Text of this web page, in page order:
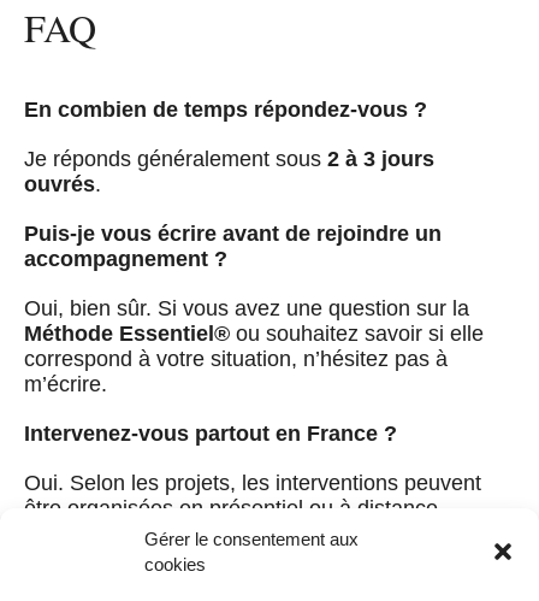
Gérer le consentement aux
cookies
FAQ
En combien de temps répondez-vous ?
Je réponds généralement sous 2 à 3 jours
ouvrés.
Puis-je vous écrire avant de rejoindre un
accompagnement ?
Oui, bien sûr. Si vous avez une question sur la
Méthode Essentiel®ou souhaitez savoir si elle
correspond à votre situation, n’hésitez pas à
m’écrire.
Intervenez-vous partout en France ?
Oui. Selon les projets, les interventions peuvent
être organisées en présentiel ou à distance.